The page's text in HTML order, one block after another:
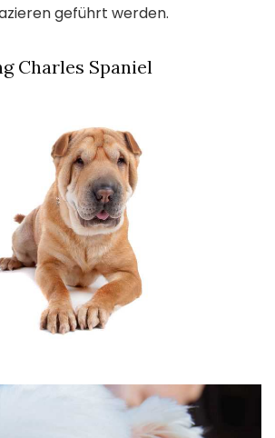
geführt werden.
Charles Spaniel